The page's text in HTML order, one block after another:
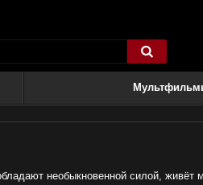

необыкновенной силой, живёт